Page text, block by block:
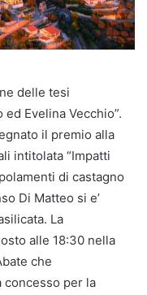
delle tesi
Evelina Vecchio”.
il premio alla
intitolata “Impatti
di castagno
Di Matteo si e’
La
alle 18:30 nella
che
concesso per la